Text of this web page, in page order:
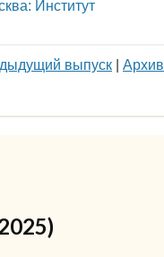
Институт
выпуск Архив